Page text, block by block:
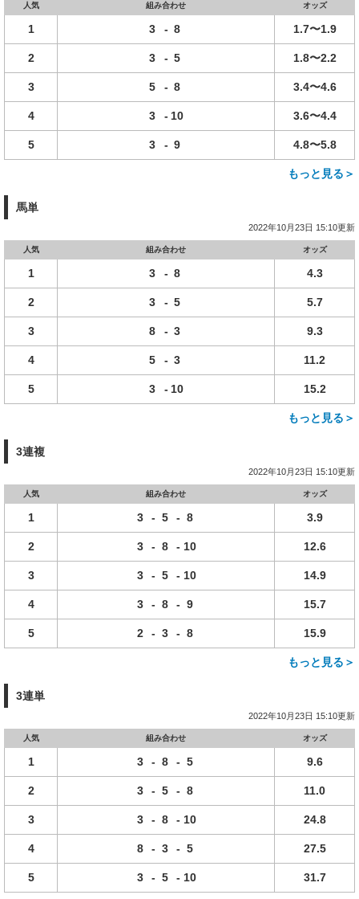
人気 組み合わせ オッズ
1 3 - 8 1.7〜1.9
2 3 - 5 1.8〜2.2
3 5 - 8 3.4〜4.6
4 3 - 10 3.6〜4.4
5 3 - 9 4.8〜5.8
もっと見る＞
馬単
2022年10月23日 15:10更新
人気 組み合わせ オッズ
1 3 - 8 4.3
2 3 - 5 5.7
3 8 - 3 9.3
4 5 - 3 11.2
5 3 - 10 15.2
もっと見る＞
3連複
2022年10月23日 15:10更新
人気 組み合わせ オッズ
1 3 - 5 - 8 3.9
2 3 - 8 - 10 12.6
3 3 - 5 - 10 14.9
4 3 - 8 - 9 15.7
5 2 - 3 - 8 15.9
もっと見る＞
3連単
2022年10月23日 15:10更新
人気 組み合わせ オッズ
1 3 - 8 - 5 9.6
2 3 - 5 - 8 11.0
3 3 - 8 - 10 24.8
4 8 - 3 - 5 27.5
5 3 - 5 - 10 31.7